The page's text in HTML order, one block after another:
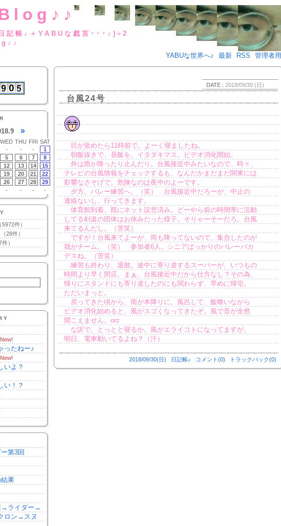
な日記帳♪＋YABUな戯言･･･♪)÷2
YABUな世界へ♪
最新 RSS 管理者用
»
WED THU FRI SAT
- - -
1
5 6 7
8
12 13 14
15
19 20 21
22
26 27 28
29
- - - -
（5972件）
（28件）
件）
New!
ったねー♪
New!
いよ？
い！？
第3回
結果
→ライダー→
ロン→スヌ
DATE : 2018/09/30 (日)
台風24号
目が覚めたら11時前で。よーく寝ましたね。
朝飯抜きで、昼飯を。イタダキマス。ビデオ消化開始。
外は雨が降ったり止んだり。台風接近中みたいなので、時々、
テレビの台風情報をチェックするも、なんだかまだまだ関東には
影響なさそげで。危険なのは夜中のよーです。
夕方。バレー練習へ。（笑） 台風接近中だろーが、中止の
連絡ないし、行ってきます。
体育館到着。既にネット設営済み。どーやら前の時間帯に活動
してる剣道の団体はお休みだった様子。そりゃーそーだろ。台風
来てるんだし。（苦笑）
ですが！台風来てよーが、雨も降ってないので、集合したのが
我がチーム。（笑） 参加者6人。シニアばっかりのバレーバカ
デスね。（苦笑）
練習も終わり、退散。途中に寄り道するスーパーが、いつもの
時間より早く閉店。まぁ、台風接近中だから仕方なし？その為、
帰りにスタンドにも寄り道したのにも関わらず、早めに帰宅。
ただいまっと。
戻ってきた頃から、雨が本降りに。風呂して、飯喰いながら
ビデオ消化始めると、風がスゴくなってきたぞ。風で音が全然
聞こえません。orz
な訳で。とっとと寝るか。風がエライコトになってますが。
明日、電車動いてるよね？（汗）
2018/09/30(日) 日記帳♪ コメント(0) トラックバック(0)